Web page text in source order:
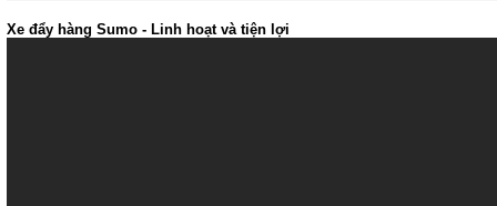
Xe đẩy hàng Sumo - Linh hoạt và tiện lợi